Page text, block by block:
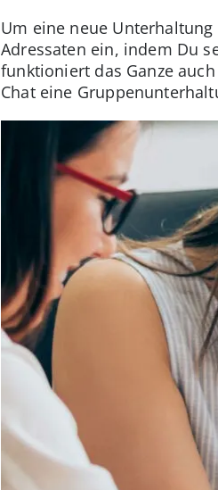
Um eine neue
Adressaten ein, indem Du
funktioniert das Ganze
Chat eine